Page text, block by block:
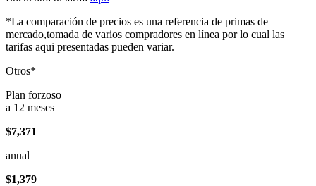
*La comparación de precios es una referencia de primas de
mercado,tomada de varios compradores en línea por lo cual las
tarifas aqui presentadas pueden variar.
Otros*
Plan forzoso
a 12 meses
$7,371
anual
$1,379